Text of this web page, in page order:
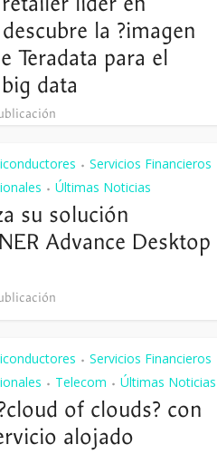
la ?imagen
Teradata para el
data
• Servicios Financieros
• Últimas Noticias
su solución
Advance Desktop
• Servicios Financieros
• Telecom • Últimas Noticias
of clouds? con
alojado